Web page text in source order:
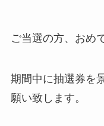
ご当選の方、おめ
期間中に抽選券を
願い致します。